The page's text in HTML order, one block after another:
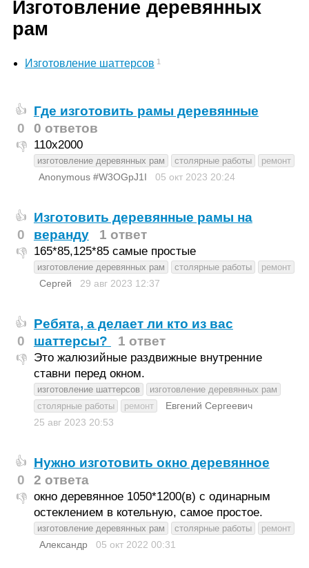
Изготовление деревянных
рам
Изготовление шаттерсов 1
👍
0
👎
Где изготовить рамы деревянные
0 ответов
110х2000
изготовление деревянных рам столярные работы ремонт
Anonymous #W3OGpJ1I 05 окт 2023 20:24
👍
0
👎
Изготовить деревянные рамы на
веранду
1 ответ
165*85,125*85 самые простые
изготовление деревянных рам столярные работы ремонт
Сергей 29 авг 2023 12:37
👍
0
👎
Ребята, а делает ли кто из вас
шаттерсы?
1 ответ
Это жалюзийные раздвижные внутренние
ставни перед окном.
изготовление шаттерсов
изготовление деревянных рам
столярные работы
ремонт
Евгений Сергеевич
25 авг 2023 20:53
👍
0
👎
Нужно изготовить окно деревянное
2 ответа
окно деревянное 1050*1200(в) с одинарным
остеклением в котельную, самое простое.
изготовление деревянных рам столярные работы ремонт
Александр 05 окт 2022 00:31